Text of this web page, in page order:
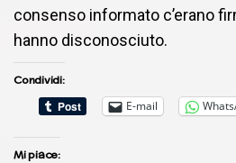
consenso informato c’erano
hanno disconosciuto.
Condividi:
E-mail
Mi piace: